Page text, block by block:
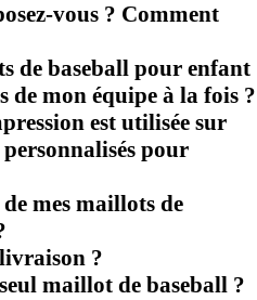
vous ? Comment
de baseball pour enfant
de mon équipe à la fois ?
est utilisée sur
pour
mes maillots de
?
maillot de baseball ?